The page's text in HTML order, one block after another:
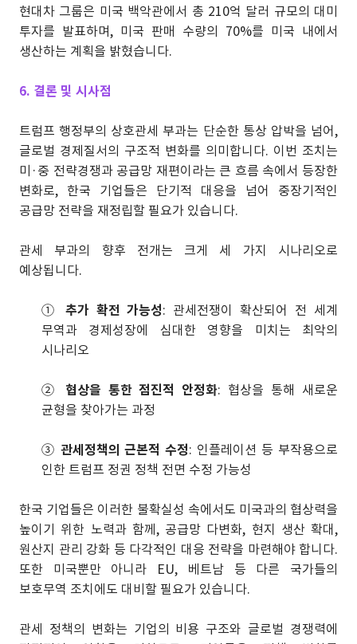
현대차 그룹은 미국 백악관에서 총 210억 달러 규모의 대미
투자를 발표하며, 미국 판매 수량의 70%를 미국 내에서
생산하는 계획을 밝혔습니다.
6. 결론 및 시사점
트럼프 행정부의 상호관세 부과는 단순한 통상 압박을 넘어,
글로벌 경제질서의 구조적 변화를 의미합니다. 이번 조치는
미·중 전략경쟁과 공급망 재편이라는 큰 흐름 속에서 등장한
변화로, 한국 기업들은 단기적 대응을 넘어 중장기적인
공급망 전략을 재정립할 필요가 있습니다.
관세 부과의 향후 전개는 크게 세 가지 시나리오로
예상됩니다.
① 추가 확전 가능성: 관세전쟁이 확산되어 전 세계
무역과 경제성장에 심대한 영향을 미치는 최악의
시나리오
② 협상을 통한 점진적 안정화: 협상을 통해 새로운
균형을 찾아가는 과정
③ 관세정책의 근본적 수정: 인플레이션 등 부작용으로
인한 트럼프 정권 정책 전면 수정 가능성
한국 기업들은 이러한 불확실성 속에서도 미국과의 협상력을
높이기 위한 노력과 함께, 공급망 다변화, 현지 생산 확대,
원산지 관리 강화 등 다각적인 대응 전략을 마련해야 합니다.
또한 미국뿐만 아니라 EU, 베트남 등 다른 국가들의
보호무역 조치에도 대비할 필요가 있습니다.
관세 정책의 변화는 기업의 비용 구조와 글로벌 경쟁력에